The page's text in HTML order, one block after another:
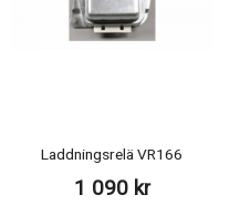
Laddningsrelä VR166
1 090 kr